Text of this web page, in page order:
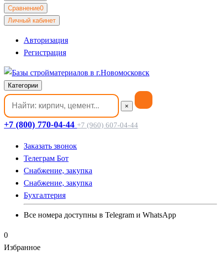
Сравнение0
Личный кабинет
Авторизация
Регистрация
Категории
×
+7 (800) 770-04-44 +7 (960) 607-04-44
Заказать звонок
Телеграм Бот
Cнабжение, закупка
Cнабжение, закупка
Бухгалтерия
Все номера доступны в Telegram и WhatsApp
0
Избранное